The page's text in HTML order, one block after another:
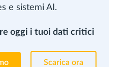
e sistemi AI.
oggi i tuoi dati critici
Scarica ora